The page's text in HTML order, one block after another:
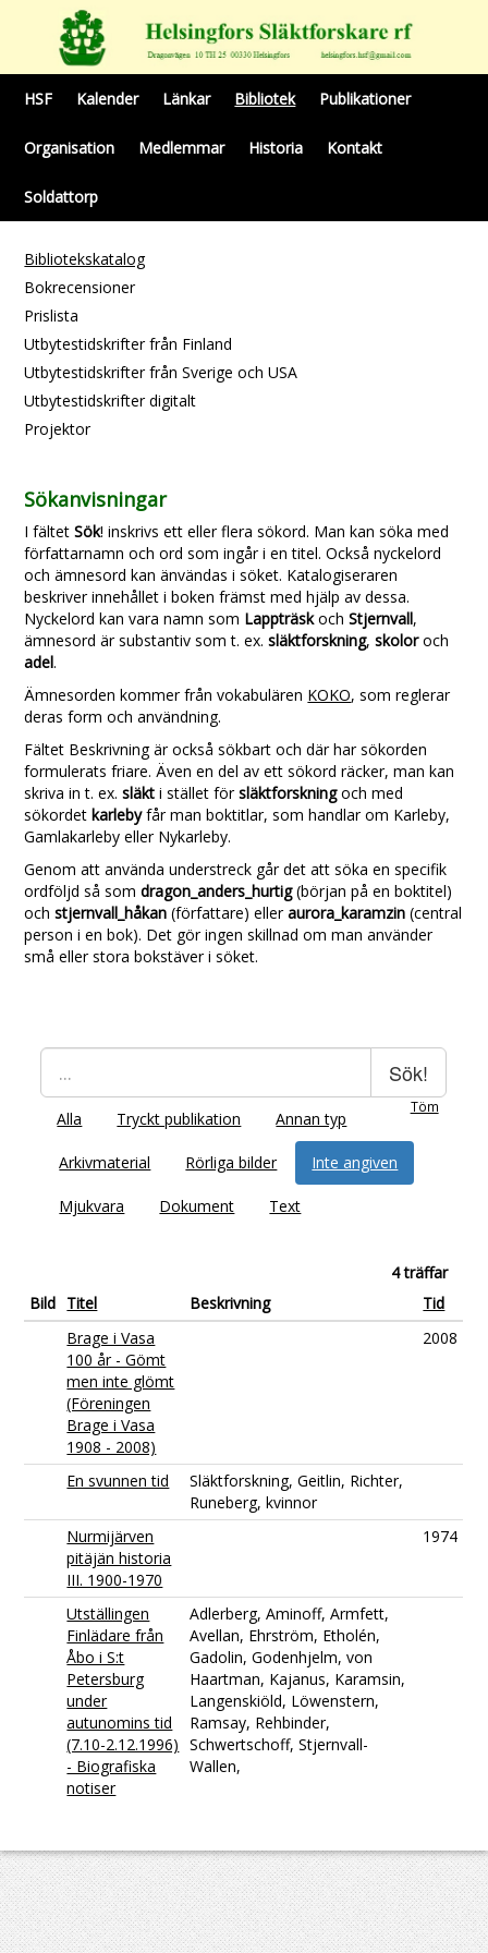
HSF Kalender Länkar Bibliotek Publikationer
Organisation Medlemmar Historia Kontakt
Soldattorp
Bibliotekskatalog
Bokrecensioner
Prislista
Utbytestidskrifter från Finland
Utbytestidskrifter från Sverige och USA
Utbytestidskrifter digitalt
Projektor
Sökanvisningar
I fältetSök! inskrivs ett eller flera sökord. Man kan söka med
författarnamn och ord som ingår i en titel. Också nyckelord
och ämnesord kan änvändas i söket. Katalogiseraren
beskriver innehållet i boken främst med hjälp av dessa.
Nyckelord kan vara namn som LappträskochStjernvall,
ämnesord är substantiv som t. ex.släktforskning,skoloroch
adel.
Ämnesorden kommer från vokabulären KOKO, som reglerar
deras form och användning.
Fältet Beskrivning är också sökbart och där har sökorden
formulerats friare. Även en del av ett sökord räcker, man kan
skriva in t. ex.släkti stället försläktforskningoch med
sökordetkarlebyfår man boktitlar, som handlar om Karleby,
Gamlakarleby eller Nykarleby.
Genom att använda understreck går det att söka en specifik
ordföljd så somdragon_anders_hurtig(början på en boktitel)
ochstjernvall_håkan (författare) elleraurora_karamzin (central
person i en bok). Det gör ingen skillnad om man använder
små eller stora bokstäver i söket.
Sök!
Töm
Alla Tryckt publikation Annan typ
Arkivmaterial Rörliga bilder Inte angiven
Mjukvara Dokument Text
4 träffar
Bild Titel Beskrivning
Tid
Brage i Vasa
100 år - Gömt
men inte glömt
(Föreningen
Brage i Vasa
1908 - 2008)
2008
En svunnen tid
Släktforskning, Geitlin, Richter,
Runeberg, kvinnor
Nurmijärven
pitäjän historia
III. 1900-1970
1974
Utställingen
Finlädare från
Åbo i S:t
Petersburg
under
autunomins tid
(7.10-2.12.1996)
- Biografiska
notiser
Adlerberg, Aminoff, Armfett,
Avellan, Ehrström, Etholén,
Gadolin, Godenhjelm, von
Haartman, Kajanus, Karamsin,
Langenskiöld, Löwenstern,
Ramsay, Rehbinder,
Schwertschoff, Stjernvall-
Wallen,